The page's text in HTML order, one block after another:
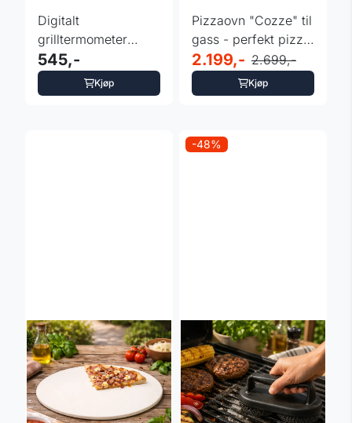
Digitalt
grilltermometer
Napoleon - roterbar
LCD-skjerm
545,-
Kjøp
Pizzaovn "Cozze" til
gass - perfekt pizza
på 2 min
2.199,- 2.699,-
Kjøp
-48%